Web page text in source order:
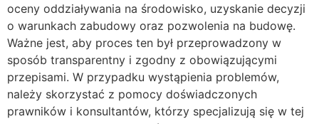
oceny oddziaływania na środowisko, uzyskanie decyzji
o warunkach zabudowy oraz pozwolenia na budowę.
Ważne jest, aby proces ten był przeprowadzony w
sposób transparentny i zgodny z obowiązującymi
przepisami. W przypadku wystąpienia problemów,
należy skorzystać z pomocy doświadczonych
prawników i konsultantów, którzy specjalizują się w tej